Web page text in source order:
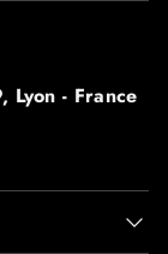
Lyon - France